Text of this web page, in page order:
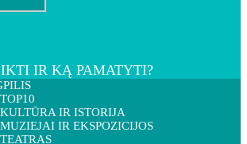
IR KĄ PAMATYTI?
TOP10
KULTŪRA IR ISTORIJA
MUZIEJAI IR EKSPOZICIJOS
TEATRAS